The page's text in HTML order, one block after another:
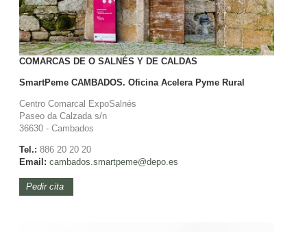
COMARCAS DE O SALNÉS Y DE CALDAS
SmartPeme CAMBADOS. Oficina Acelera Pyme Rural
Centro Comarcal ExpoSalnés
Paseo da Calzada s/n
36630 - Cambados
Tel.: 886 20 20 20
Email: cambados.smartpeme@depo.es
Pedir cita